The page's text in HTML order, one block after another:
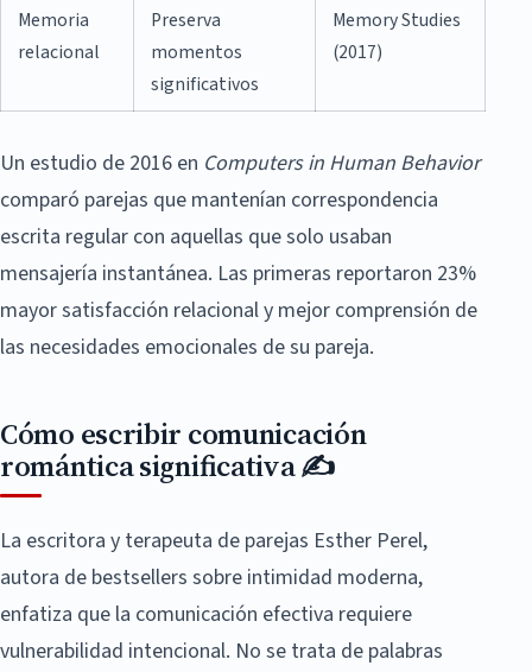
Memoria
relacional
Preserva
momentos
significativos
Memory Studies
(2017)
Un estudio de 2016 en Computers in Human Behavior
comparó parejas que mantenían correspondencia
escrita regular con aquellas que solo usaban
mensajería instantánea. Las primeras reportaron 23%
mayor satisfacción relacional y mejor comprensión de
las necesidades emocionales de su pareja.
Cómo escribir comunicación
romántica significativa ✍️
La escritora y terapeuta de parejas Esther Perel,
autora de bestsellers sobre intimidad moderna,
enfatiza que la comunicación efectiva requiere
vulnerabilidad intencional. No se trata de palabras